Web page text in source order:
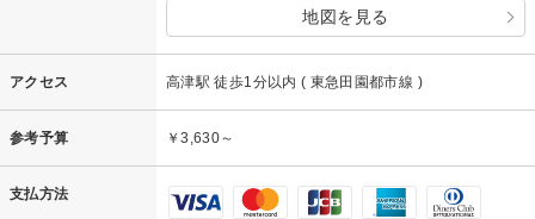
地図を見る
アクセス 高津駅 徒歩1分以内 ( 東急田園都市線 )
参考予算 ￥3,630～
支払方法